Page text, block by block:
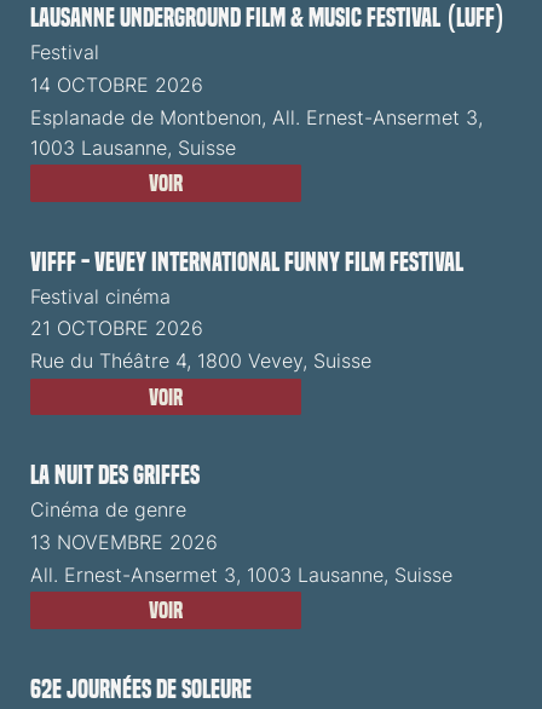
Lausanne Underground Film & Music Festival (LUFF)
Festival
14 OCTOBRE 2026
Esplanade de Montbenon, All. Ernest-Ansermet 3,
1003 Lausanne, Suisse
Voir
VIFFF - Vevey International Funny Film Festival
Festival cinéma
21 OCTOBRE 2026
Rue du Théâtre 4, 1800 Vevey, Suisse
Voir
La Nuit des Griffes
Cinéma de genre
13 NOVEMBRE 2026
All. Ernest-Ansermet 3, 1003 Lausanne, Suisse
Voir
62e Journées de Soleure